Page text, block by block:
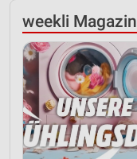
weekli Magazin